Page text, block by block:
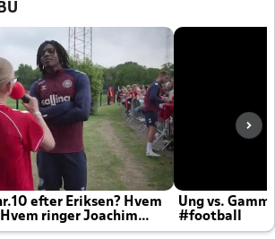
efter Eriksen? Hvem
ringer Joachim
Ung vs.
#football